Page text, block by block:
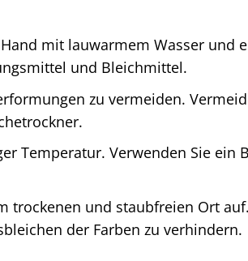
mit lauwarmem Wasser und
und Bleichmittel.
zu vermeiden.
Temperatur. Verwenden Sie ein
trockenen und staubfreien Ort auf.
der Farben zu verhindern.